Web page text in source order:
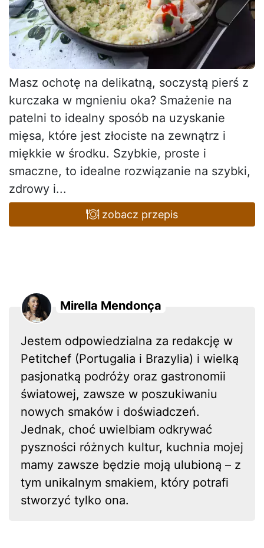
Masz ochotę na delikatną, soczystą pierś z
kurczaka w mgnieniu oka? Smażenie na
patelni to idealny sposób na uzyskanie
mięsa, które jest złociste na zewnątrz i
miękkie w środku. Szybkie, proste i
smaczne, to idealne rozwiązanie na szybki,
zdrowy i...
zobacz przepis
Mirella Mendonça
Jestem odpowiedzialna za redakcję w
Petitchef (Portugalia i Brazylia) i wielką
pasjonatką podróży oraz gastronomii
światowej, zawsze w poszukiwaniu
nowych smaków i doświadczeń.
Jednak, choć uwielbiam odkrywać
pyszności różnych kultur, kuchnia mojej
mamy zawsze będzie moją ulubioną – z
tym unikalnym smakiem, który potrafi
stworzyć tylko ona.